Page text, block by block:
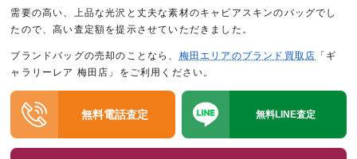
需要の高い、上品な光沢と丈夫な素材のキャビアスキンのバッグでし
たので、高い査定額を提示させていただきました。
ブランドバッグの売却のことなら、 梅田エリアのブランド買取店 「ギ
ャラリーレア 梅田店」をご利用ください。
無料電話査定 無料LINE査定